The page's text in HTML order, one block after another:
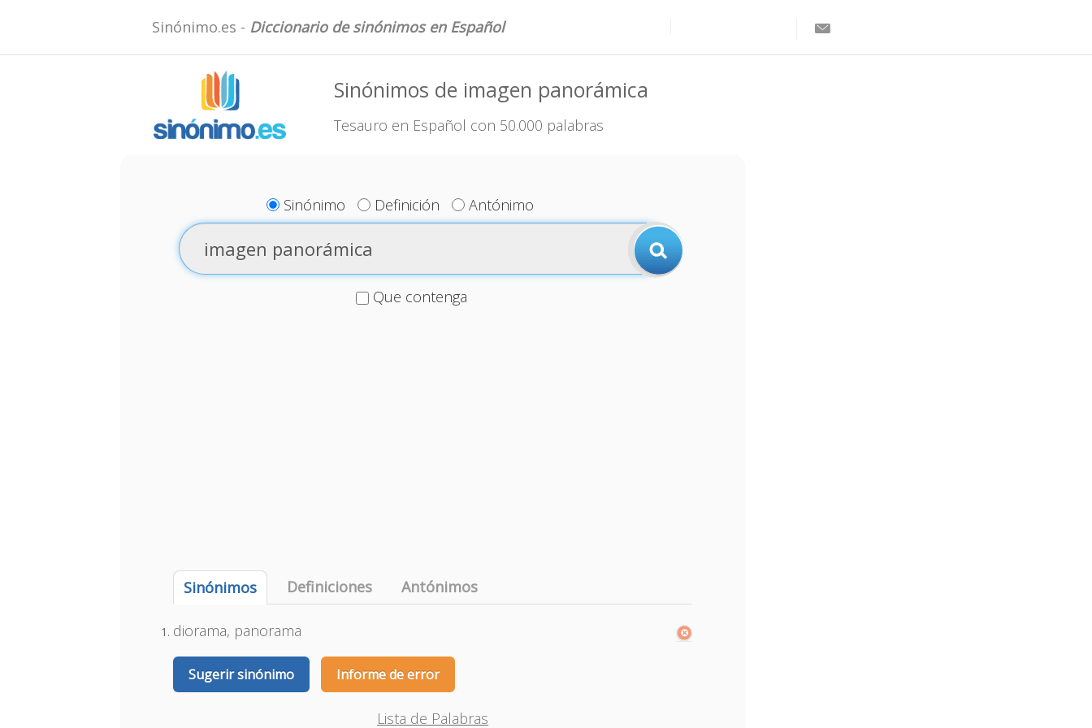
Sinónimo.es - Diccionario de sinónimos en Español
Sinónimos de imagen panorámica
Tesauro en Español con 50.000 palabras
Sinónimo Definición Antónimo
Que contenga
Sinónimos Definiciones Antónimos
diorama, panorama
Sugerir sinónimo Informe de error
Lista de Palabras